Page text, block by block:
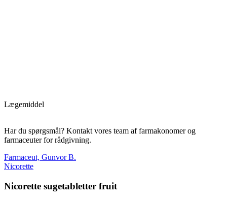
Lægemiddel
Har du spørgsmål? Kontakt vores team af farmakonomer og
farmaceuter for rådgivning.
Farmaceut, Gunvor B.
Nicorette
Nicorette sugetabletter fruit